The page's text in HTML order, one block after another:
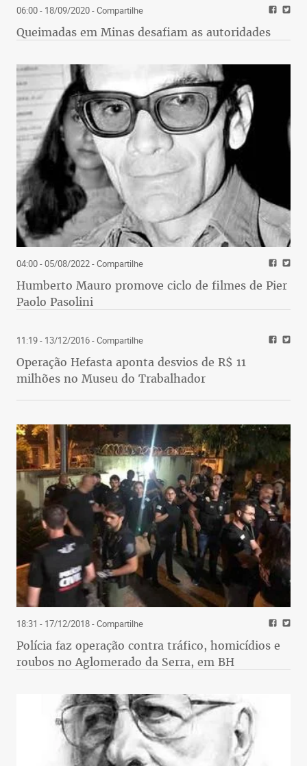
06:00 - 18/09/2020- Compartilhe
Queimadas em Minas desafiam as autoridades
04:00 - 05/08/2022- Compartilhe
Humberto Mauro promove ciclo de filmes de Pier
Paolo Pasolini
11:19 - 13/12/2016- Compartilhe
Operação Hefasta aponta desvios de R$ 11
milhões no Museu do Trabalhador
18:31 - 17/12/2018- Compartilhe
Polícia faz operação contra tráfico, homicídios e
roubos no Aglomerado da Serra, em BH